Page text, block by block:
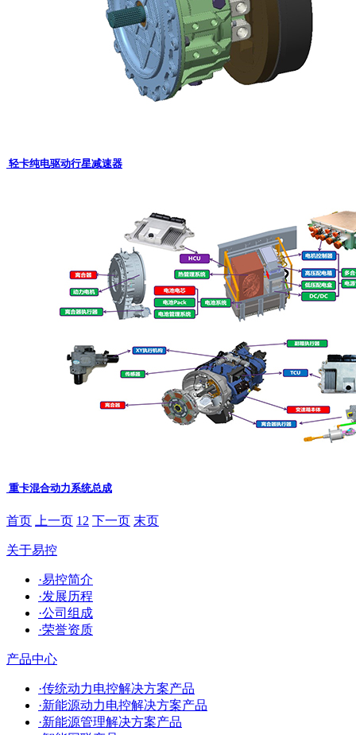
轻卡纯电驱动行星减速器
重卡混合动力系统总成
首页 上一页 1 2 下一页 末页
关于易控
·易控简介
·发展历程
·公司组成
·荣誉资质
产品中心
·传统动力电控解决方案产品
·新能源动力电控解决方案产品
·新能源管理解决方案产品